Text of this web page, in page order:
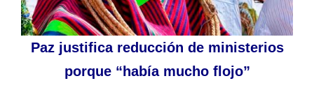
Paz justifica reducción de ministerios
porque “había mucho flojo”